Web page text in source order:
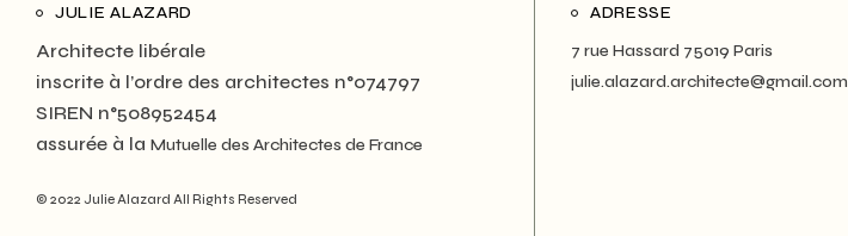
JULIE ALAZARD
Architecte libérale
inscrite à l’ordre des architectes n°074797
SIREN n°508952454
assurée à la Mutuelle des Architectes de France
© 2022 Julie Alazard All Rights Reserved
ADRESSE
7 rue Hassard 75019 Paris
julie.alazard.architecte@gmail.com